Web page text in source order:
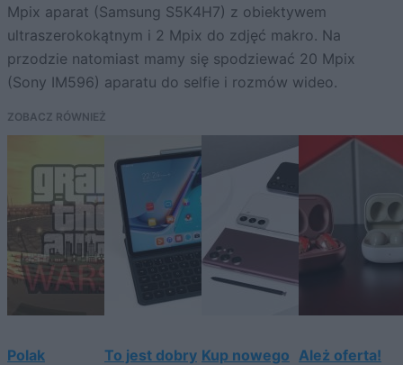
Mpix aparat (Samsung S5K4H7) z obiektywem
ultraszerokokątnym i 2 Mpix do zdjęć makro. Na
przodzie natomiast mamy się spodziewać 20 Mpix
(Sony IM596) aparatu do selfie i rozmów wideo.
ZOBACZ RÓWNIEŻ
Polak
To jest dobry Kup nowego Ależ oferta!